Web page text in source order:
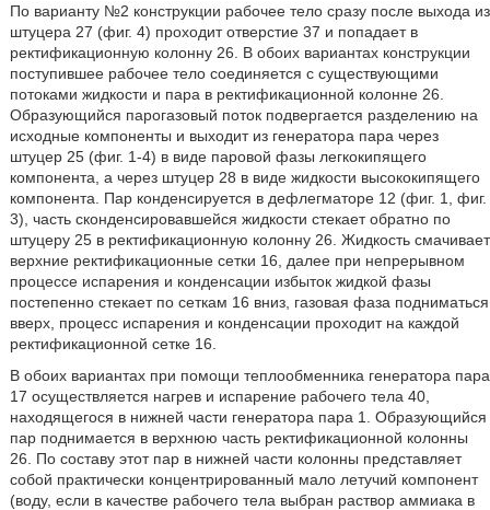
По варианту №2 конструкции рабочее тело сразу после выхода из
штуцера 27 (фиг. 4) проходит отверстие 37 и попадает в
ректификационную колонну 26. В обоих вариантах конструкции
поступившее рабочее тело соединяется с существующими
потоками жидкости и пара в ректификационной колонне 26.
Образующийся парогазовый поток подвергается разделению на
исходные компоненты и выходит из генератора пара через
штуцер 25 (фиг. 1-4) в виде паровой фазы легкокипящего
компонента, а через штуцер 28 в виде жидкости высококипящего
компонента. Пар конденсируется в дефлегматоре 12 (фиг. 1, фиг.
3), часть сконденсировавшейся жидкости стекает обратно по
штуцеру 25 в ректификационную колонну 26. Жидкость смачивает
верхние ректификационные сетки 16, далее при непрерывном
процессе испарения и конденсации избыток жидкой фазы
постепенно стекает по сеткам 16 вниз, газовая фаза подниматься
вверх, процесс испарения и конденсации проходит на каждой
ректификационной сетке 16.
В обоих вариантах при помощи теплообменника генератора пара
17 осуществляется нагрев и испарение рабочего тела 40,
находящегося в нижней части генератора пара 1. Образующийся
пар поднимается в верхнюю часть ректификационной колонны
26. По составу этот пар в нижней части колонны представляет
собой практически концентрированный мало летучий компонент
(воду, если в качестве рабочего тела выбран раствор аммиака в